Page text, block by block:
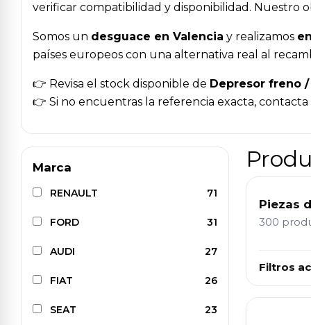
verificar compatibilidad y disponibilidad. Nuestro
Somos un desguace en Valencia y realizamos
países europeos con una alternativa real al
👉 Revisa el stock disponible de Depresor freno
👉 Si no encuentras la referencia exacta, contacta
Marca
RENAULT 71
FORD 31
AUDI 27
FIAT 26
SEAT 23
Piezas
300
Filtros